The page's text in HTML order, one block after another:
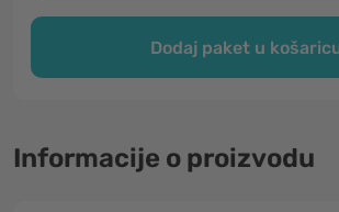
Dodaj paket u
Informacije o proizvodu